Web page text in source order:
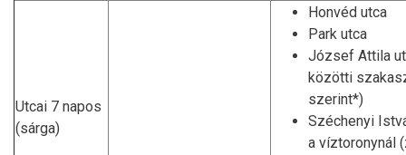
Utcai 7 napos
(sárga)
Honvéd utca
Park utca
József Attila
közötti
szerint*)
Széchenyi
a víztoronynál